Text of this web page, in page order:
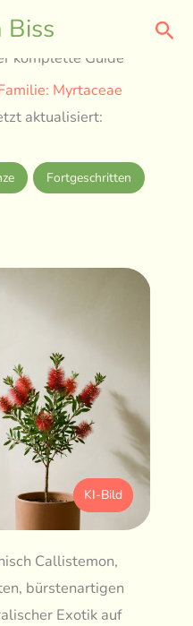
Biss
komplette Guide
Myrtaceae
aktualisiert:
Fortgeschritten
KI-Bild
Callistemon,
bürstenartigen
Exotik auf